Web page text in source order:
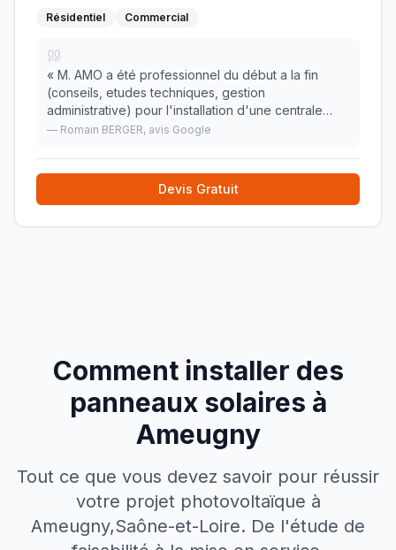
Résidentiel Commercial
« M. AMO a été professionnel du début a la fin
(conseils, etudes techniques, gestion
administrative) pour l'installation d'une centrale
photovoltaqiue de 7 kWc en autoconsommation
besoins. Je rec»
— Romain BERGER, avis Google
Devis Gratuit
Comment installer des
panneaux solaires à
Ameugny
Tout ce que vous devez savoir pour réussir
votre projet photovoltaïque à
Ameugny,Saône-et-Loire. De l'étude de